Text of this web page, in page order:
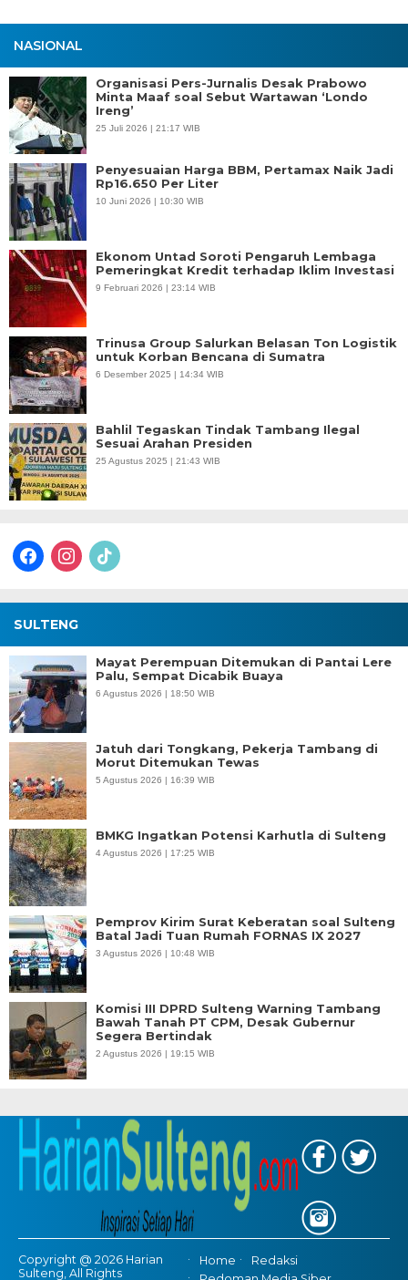
NASIONAL
Organisasi Pers-Jurnalis Desak Prabowo
Minta Maaf soal Sebut Wartawan ‘Londo
Ireng’
25 Juli 2026 | 21:17 WIB
Penyesuaian Harga BBM, Pertamax Naik Jadi
Rp16.650 Per Liter
10 Juni 2026 | 10:30 WIB
Ekonom Untad Soroti Pengaruh Lembaga
Pemeringkat Kredit terhadap Iklim Investasi
9 Februari 2026 | 23:14 WIB
Trinusa Group Salurkan Belasan Ton Logistik
untuk Korban Bencana di Sumatra
6 Desember 2025 | 14:34 WIB
Bahlil Tegaskan Tindak Tambang Ilegal
Sesuai Arahan Presiden
25 Agustus 2025 | 21:43 WIB
facebookinstagram
tiktok
SULTENG
Mayat Perempuan Ditemukan di Pantai Lere
Palu, Sempat Dicabik Buaya
6 Agustus 2026 | 18:50 WIB
Jatuh dari Tongkang, Pekerja Tambang di
Morut Ditemukan Tewas
5 Agustus 2026 | 16:39 WIB
BMKG Ingatkan Potensi Karhutla di Sulteng
4 Agustus 2026 | 17:25 WIB
Pemprov Kirim Surat Keberatan soal Sulteng
Batal Jadi Tuan Rumah FORNAS IX 2027
3 Agustus 2026 | 10:48 WIB
Komisi III DPRD Sulteng Warning Tambang
Bawah Tanah PT CPM, Desak Gubernur
Segera Bertindak
2 Agustus 2026 | 19:15 WIB
Copyright @ 2026 Harian
Sulteng, All Rights
Home
Redaksi